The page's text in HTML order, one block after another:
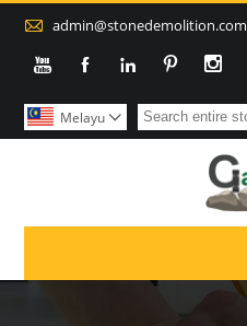
 admin@stonedemolition.com
    
Melayu 